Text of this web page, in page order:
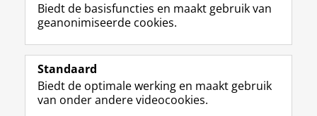
Volg de RUG
F
a
e
b
L
i
k
e
R
S
-
f
I
n
t
Y
o
T
Studiekiezers
Biedt de basisfuncties en maakt gebruik van
geanonimiseerde cookies.
Standaard
Biedt de optimale werking en maakt gebruik
van onder andere videocookies.